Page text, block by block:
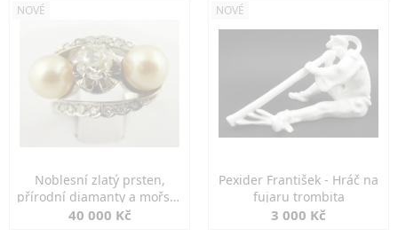
NOVÉ
Noblesní zlatý prsten,
přírodní diamanty a mořské
perly
40 000 Kč
NOVÉ
Pexider František - Hráč na
fujaru trombita
3 000 Kč